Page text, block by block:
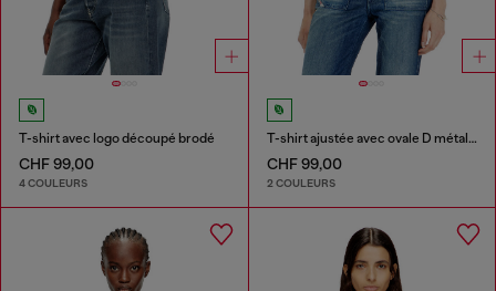
T-shirt avec logo découpé brodé
CHF 99,00
4 COULEURS
T-shirt ajustée avec ovale D métallique
CHF 99,00
2 COULEURS